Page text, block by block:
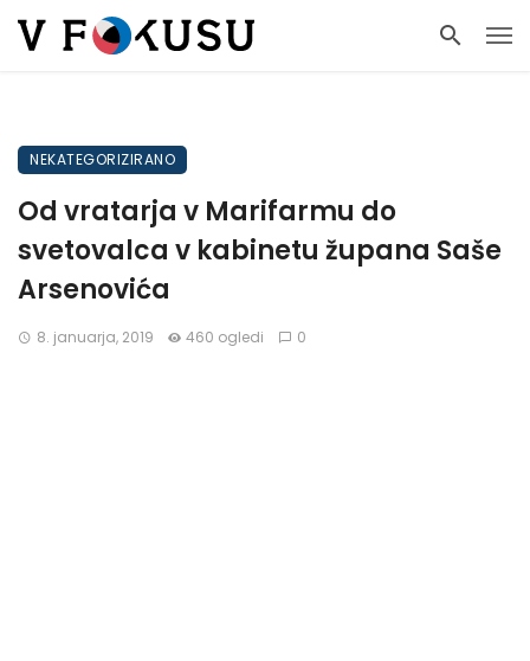
NEKATEGORIZIRANO
Od vratarja v Marifarmu do
svetovalca v kabinetu župana Saše
Arsenovića
8. januarja, 2019 460 ogledi 0